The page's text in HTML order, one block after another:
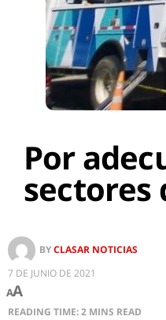
Por
sectores
BYCLASAR NOTICIAS
7 DE JUNIO DE 2021
AA
READING TIME: 2 MINS READ